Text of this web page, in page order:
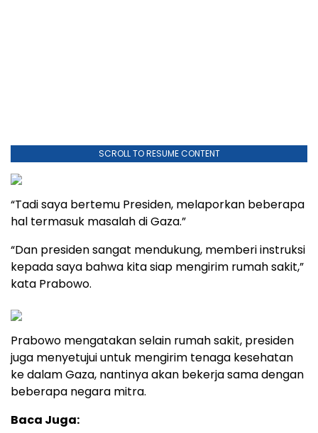
SCROLL TO RESUME CONTENT
“Tadi saya bertemu Presiden, melaporkan beberapa
hal termasuk masalah di Gaza.”
“Dan presiden sangat mendukung, memberi instruksi
kepada saya bahwa kita siap mengirim rumah sakit,”
kata Prabowo.
Prabowo mengatakan selain rumah sakit, presiden
juga menyetujui untuk mengirim tenaga kesehatan
ke dalam Gaza, nantinya akan bekerja sama dengan
beberapa negara mitra.
Baca Juga: